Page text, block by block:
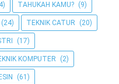
TAHUKAH KAMU? (9)
(24) TEKNIK CATUR (20)
(17)
KOMPUTER (2)
(61)